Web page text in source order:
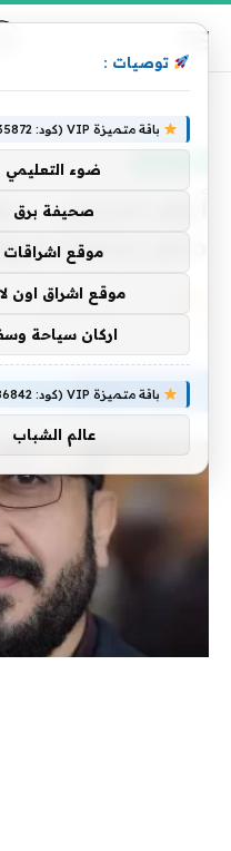
أزهر جريس .. روائى
أزهر جريس ..
دائم لجائزة
فريق التحرير 24 فبراير، 2025
توصيات :
باقة متميزة VIP (كود: AA35872):
ضوء التعليمي
صحيفة برق
موقع اشراقات
موقع اشراق اون
اركان سياحة
باقة متميزة VIP (كود: AA86842):
عالم الشباب